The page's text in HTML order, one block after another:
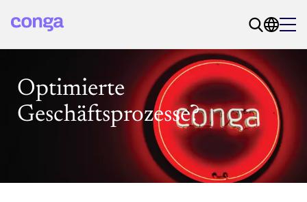
Optimierte
Geschäftsprozesse?